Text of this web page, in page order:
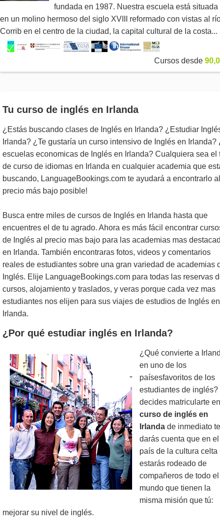
fundada en 1987. Nuestra escuela está situada
en un molino hermoso del siglo XVIII reformado con vistas al
Corrib en el centro de la ciudad, la capital cultural de la costa...
Cursos desde
Tu curso de inglés en Irlanda
¿Estás buscando clases de Inglés en Irlanda? ¿Estudiar
Irlanda? ¿Te gustaría un curso intensivo de Inglés en Irlanda?
escuelas economicas de Inglés en Irlanda? Cualquiera sea el
de curso de idiomas en Irlanda en cualquier academia que
buscando, LanguageBookings.com te ayudará a encontrarlo al
precio más bajo posible!
Busca entre miles de cursos de Inglés en Irlanda hasta que
encuentres el de tu agrado. Ahora es más fácil encontrar
de Inglés al precio mas bajo para las academias mas
en Irlanda. También encontraras fotos, videos y comentarios
reales de estudiantes sobre una gran variedad de academias
Inglés. Elije LanguageBookings.com para todas las reservas
cursos, alojamiento y traslados, y veras porque cada vez mas
estudiantes nos elijen para sus viajes de estudios de Inglés en
Irlanda.
¿Por qué estudiar inglés en Irlanda?
¿Qué convierte a
en uno de los
paísesfavoritos de los
estudiantes de inglés?
decides matricularte
curso de inglés en
Irlanda de inmediato te
darás cuenta que en el
país de la cultura celta
estarás rodeado de
compañeros de todo el
mundo que tienen la
misma misión que tú:
mejorar su nivel de inglés.